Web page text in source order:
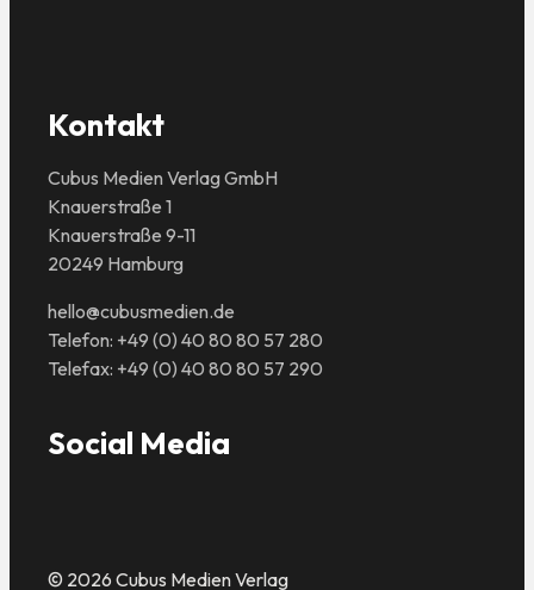
Kontakt
Cubus Medien Verlag GmbH
Knauerstraße 1
Knauerstraße 9-11
20249 Hamburg
hello@cubusmedien.de
Telefon: +49 (0) 40 80 80 57 280
Telefax: +49 (0) 40 80 80 57 290
Social Media
© 2026 Cubus Medien Verlag